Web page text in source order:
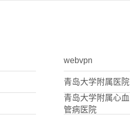
webvpn
青岛大学附属医院
青岛大学附属心血
管病医院